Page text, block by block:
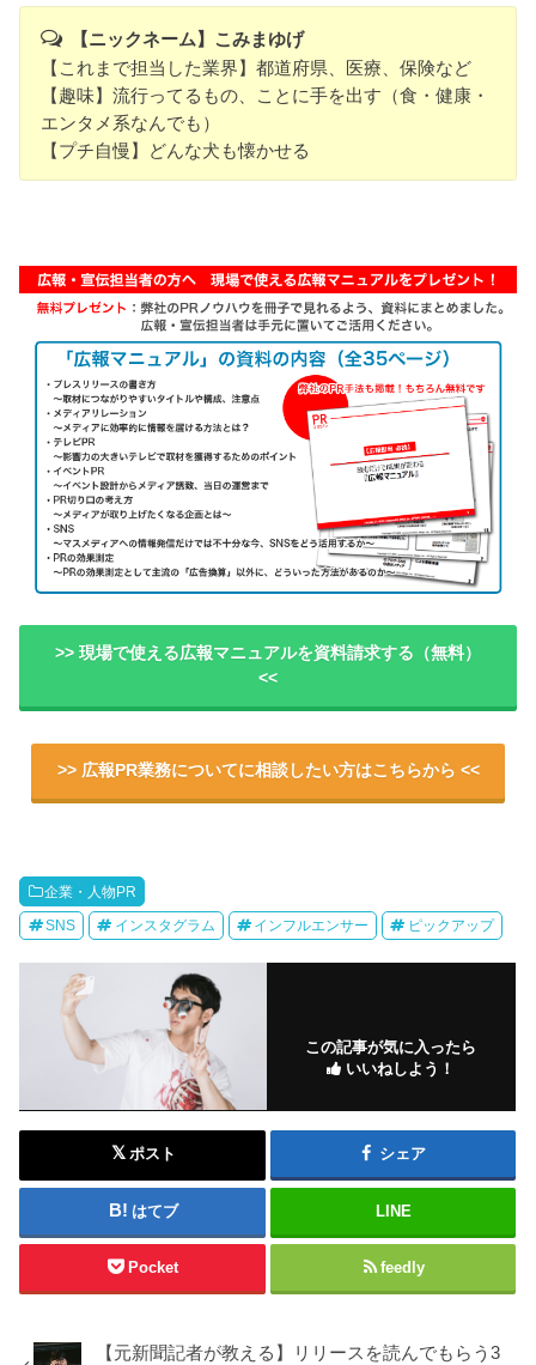
【ニックネーム】こみまゆげ
【これまで担当した業界】都道府県、医療、保険など
【趣味】流行ってるもの、ことに手を出す（食・健康・
エンタメ系なんでも）
【プチ自慢】どんな犬も懐かせる
>> 現場で使える広報マニュアルを資料請求する（無料）
<<
>> 広報PR業務についてに相談したい方はこちらから <<
企業・人物PR
SNS インスタグラム インフルエンサー ピックアップ
この記事が気に入ったら
いいねしよう！
ポスト シェア
はてブ LINE
Pocket feedly
【元新聞記者が教える】リリースを読んでもらう3